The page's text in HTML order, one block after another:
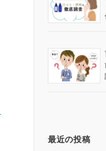
最近の投稿